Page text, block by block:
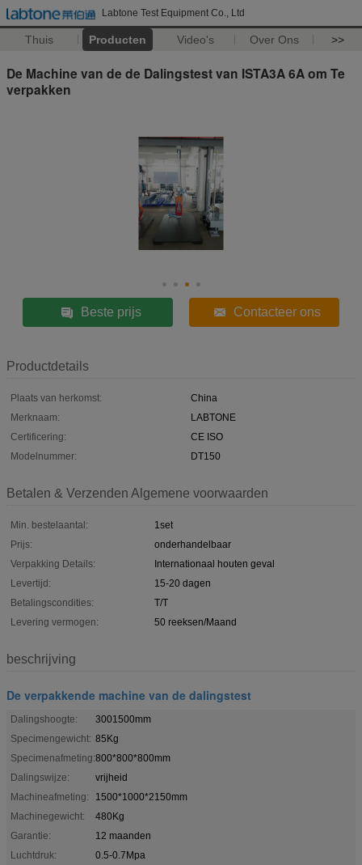
Labtone Test Equipment Co., Ltd
Thuis Producten Video's Over Ons >>
De Machine van de de Dalingstest van ISTA3A 6A om Te
verpakken
Beste prijs Contacteer ons
Productdetails
Plaats van herkomst:
China
Merknaam:
LABTONE
Certificering:
CE ISO
Modelnummer:
DT150
Betalen & Verzenden Algemene voorwaarden
Min. bestelaantal:
1set
Prijs:
onderhandelbaar
Verpakking Details:
Internationaal houten geval
Levertijd:
15-20 dagen
Betalingscondities:
T/T
Levering vermogen:
50 reeksen/Maand
beschrijving
De verpakkende machine van de dalingstest
Dalingshoogte:
3001500mm
Specimengewicht: 85Kg
Specimenafmeting:800*800*800mm
Dalingswijze:
vrijheid
Machineafmeting:
1500*1000*2150mm
Machinegewicht:
480Kg
Garantie:
12 maanden
Luchtdruk:
0.5-0.7Mpa